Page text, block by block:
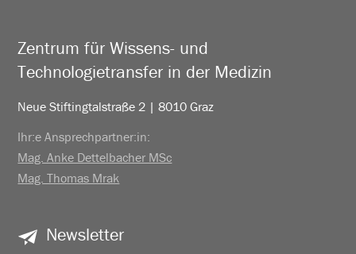
Zentrum für Wissens- und
Technologietransfer in der Medizin
Neue Stiftingtalstraße 2 | 8010 Graz
Ihr:e Ansprechpartner:in:
Mag. Anke Dettelbacher MSc
Mag. Thomas Mrak
Newsletter